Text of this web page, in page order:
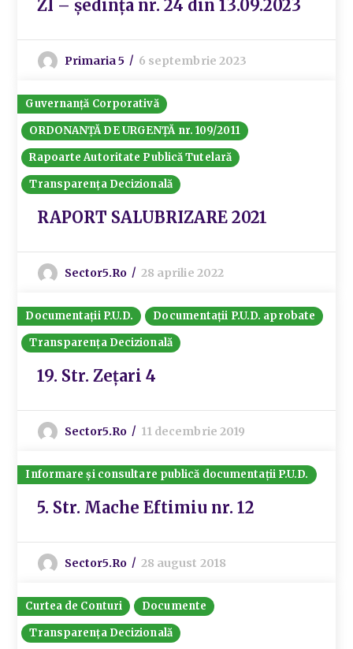
ZI – ședința nr. 24 din 13.09.2023
Primaria 5 6 septembrie 2023
Guvernanță Corporativă
ORDONANȚĂ DE URGENȚĂ nr. 109/2011
Rapoarte Autoritate Publică Tutelară
Transparența Decizională
RAPORT SALUBRIZARE 2021
Sector5.ro 28 aprilie 2022
Documentații P.U.D.
Documentații P.U.D. aprobate
Transparența Decizională
19. Str. Zețari 4
Sector5.ro 11 decembrie 2019
Informare și consultare publică documentații P.U.D.
5. Str. Mache Eftimiu nr. 12
Sector5.ro 28 august 2018
Curtea de Conturi
Documente
Transparența Decizională